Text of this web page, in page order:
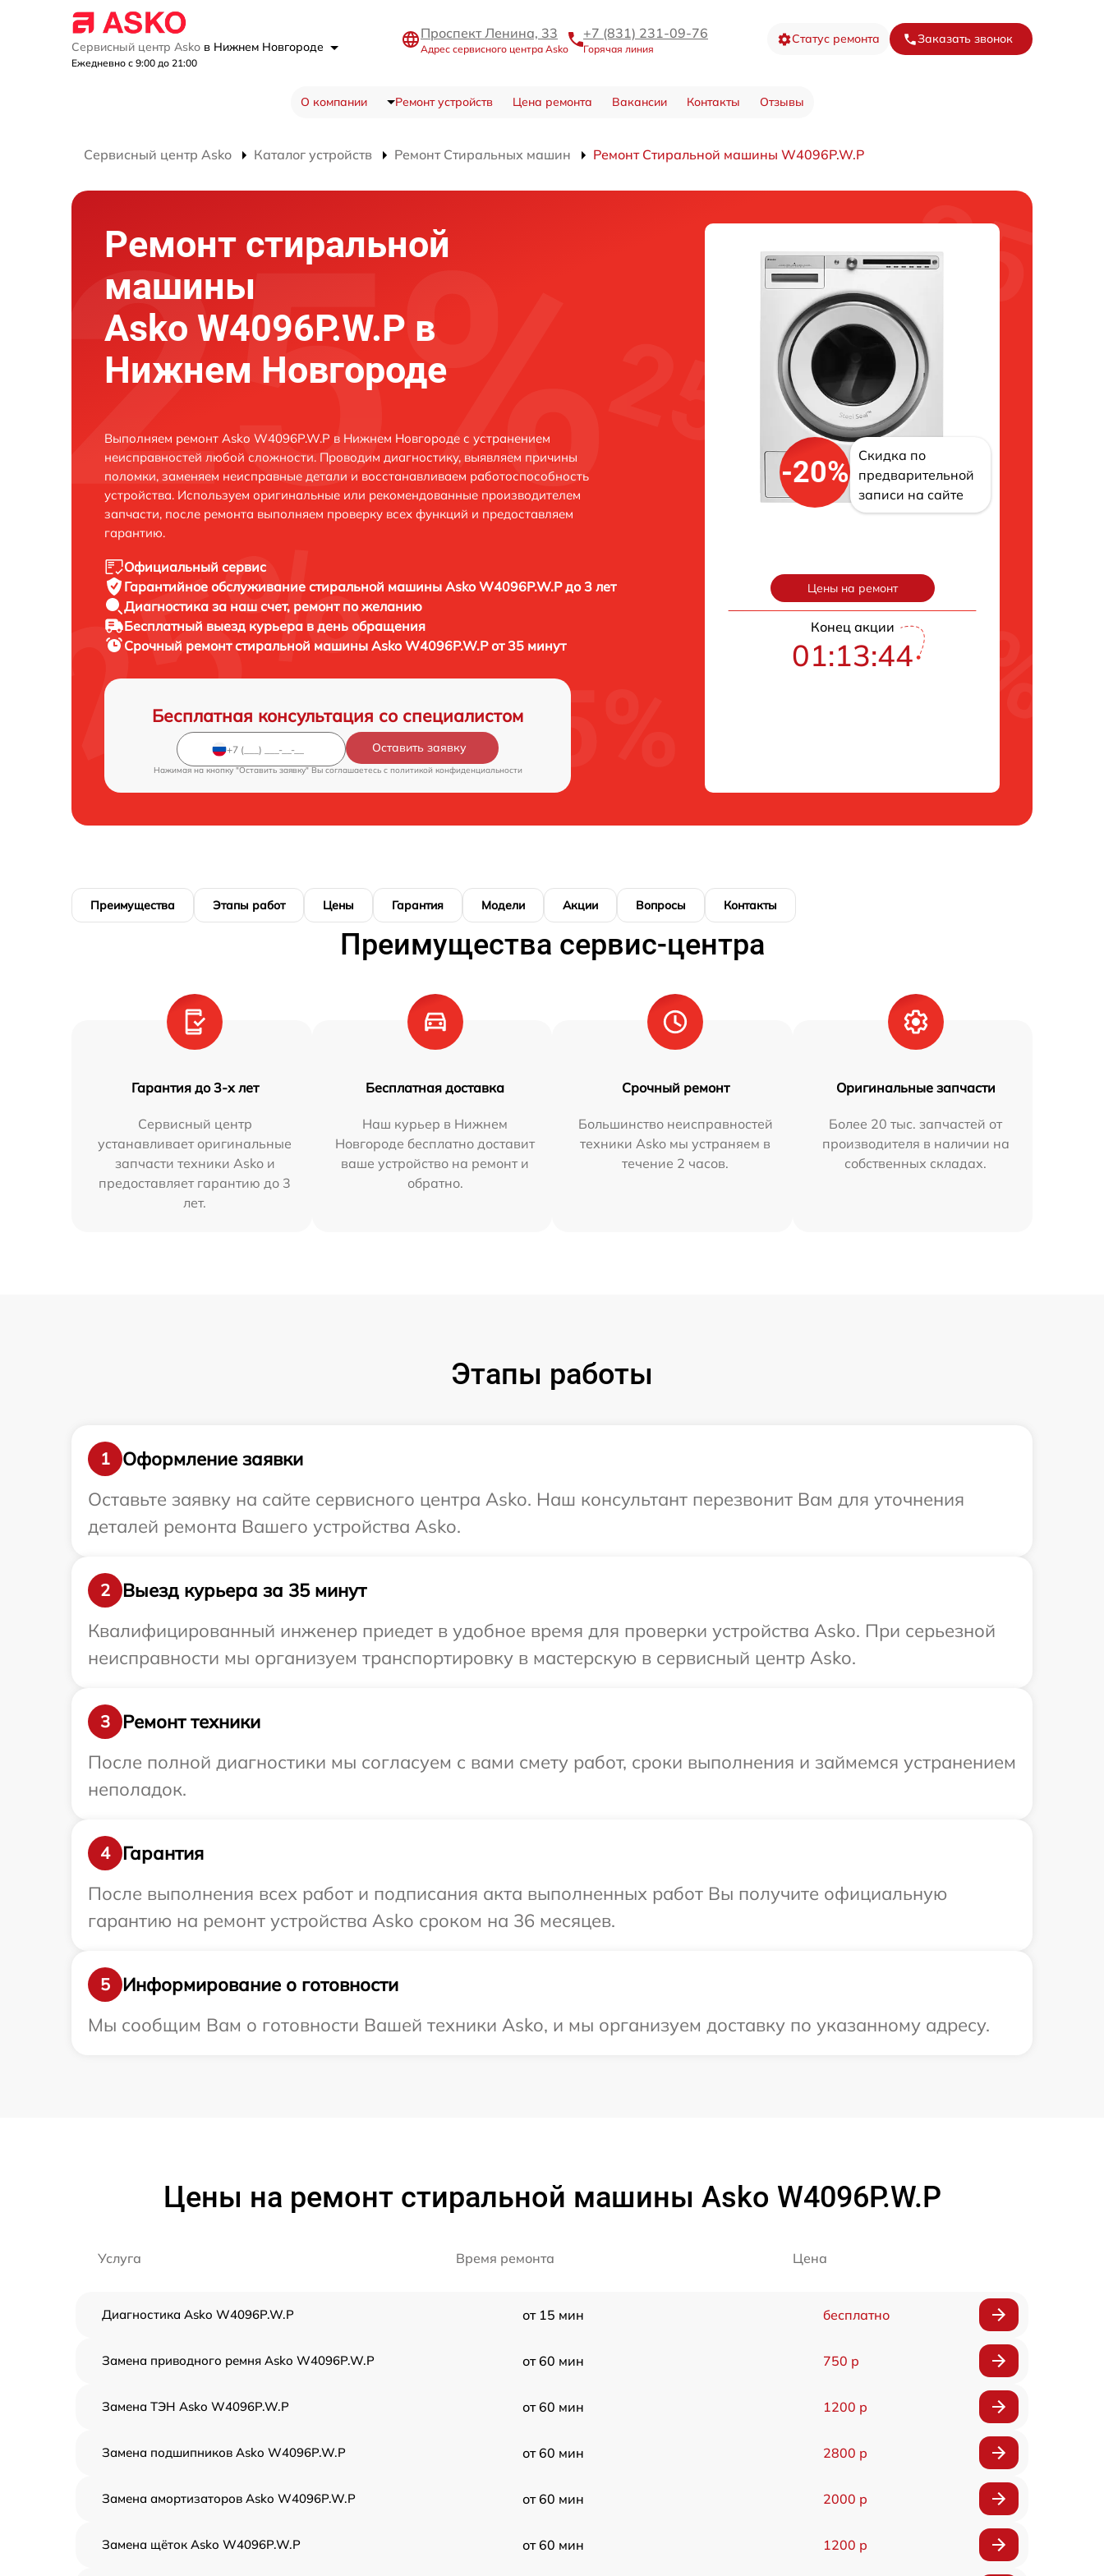
Сервисный центр Asko в Нижнем Новгороде
Ежедневно с 9:00 до 21:00
Проспект Ленина, 33
Адрес сервисного центра Asko
+7 (831) 231-09-76
Горячая линия
Статус ремонта Заказать звонок
О компании Ремонт устройств Цена ремонта Вакансии Контакты Отзывы
Сервисный центр Asko Каталог устройств Ремонт Стиральных машин Ремонт Стиральной машины W4096P.W.P
Ремонт стиральной
машины
Asko W4096P.W.P в
Нижнем Новгороде
Выполняем ремонт Asko W4096P.W.P в Нижнем Новгороде с устранением
неисправностей любой сложности. Проводим диагностику, выявляем причины
поломки, заменяем неисправные детали и восстанавливаем работоспособность
устройства. Используем оригинальные или рекомендованные производителем
запчасти, после ремонта выполняем проверку всех функций и предоставляем
гарантию.
Официальный сервис
Гарантийное обслуживание стиральной машины Asko W4096P.W.P до 3 лет
Диагностика за наш счет, ремонт по желанию
Бесплатный выезд курьера в день обращения
Срочный ремонтстиральной машины Asko W4096P.W.P от 35 минут
Бесплатная консультация со специалистом
Оставить заявку
Нажимая на кнопку "Оставить заявку" Вы соглашаетесь c политикой конфиденциальности
-20%
Скидка по
предварительной
записи на сайте
Цены на ремонт
Конец акции
01:13:43
Преимущества Этапы работ Цены Гарантия Модели Акции Вопросы Контакты
Преимущества сервис-центра
Гарантия до 3-х лет
Сервисный центр
устанавливает оригинальные
запчасти техники Asko и
предоставляет гарантию до 3
лет.
Бесплатная доставка
Наш курьер в Нижнем
Новгороде бесплатно доставит
ваше устройство на ремонт и
обратно.
Срочный ремонт
Большинство неисправностей
техники Asko мы устраняем в
течение 2 часов.
Оригинальные запчасти
Более 20 тыс. запчастей от
производителя в наличии на
собственных складах.
Этапы работы
1
Оформление заявки
Оставьте заявку на сайте сервисного центра Asko. Наш консультант перезвонит Вам для уточнения
деталей ремонта Вашего устройства Asko.
2
Выезд курьера за 35 минут
Квалифицированный инженер приедет в удобное время для проверки устройства Asko. При серьезной
неисправности мы организуем транспортировку в мастерскую в сервисный центр Asko.
3
Ремонт техники
После полной диагностики мы согласуем с вами смету работ, сроки выполнения и займемся устранением
неполадок.
4
Гарантия
После выполнения всех работ и подписания акта выполненных работ Вы получите официальную
гарантию на ремонт устройства Asko сроком на 36 месяцев.
5
Информирование о готовности
Мы сообщим Вам о готовности Вашей техники Asko, и мы организуем доставку по указанному адресу.
Цены на ремонт стиральной машины Asko W4096P.W.P
Услуга Время ремонта Цена
Диагностика Asko W4096P.W.P от 15 мин бесплатно
Замена приводного ремня Asko W4096P.W.P от 60 мин 750 р
Замена ТЭН Asko W4096P.W.P от 60 мин 1200 р
Замена подшипников Asko W4096P.W.P от 60 мин 2800 р
Замена амортизаторов Asko W4096P.W.P от 60 мин 2000 р
Замена щёток Asko W4096P.W.P от 60 мин 1200 р